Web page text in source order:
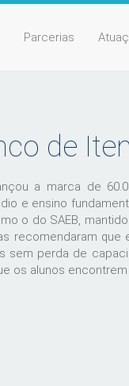
Parcerias
de
a marca de
e ensino
o do SAEB,
recomendaram
sem perda de
os alunos